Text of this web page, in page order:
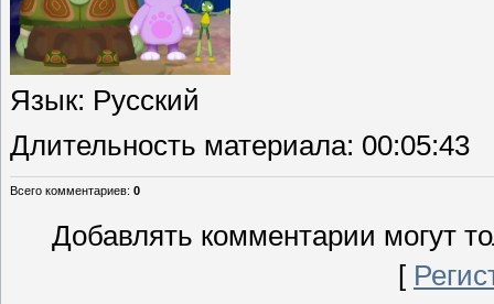
Язык: Русский
Длительность материала: 00:05:43
Всего комментариев: 0
Добавлять комментарии могут
[